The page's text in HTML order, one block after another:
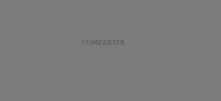
COMPARTIR